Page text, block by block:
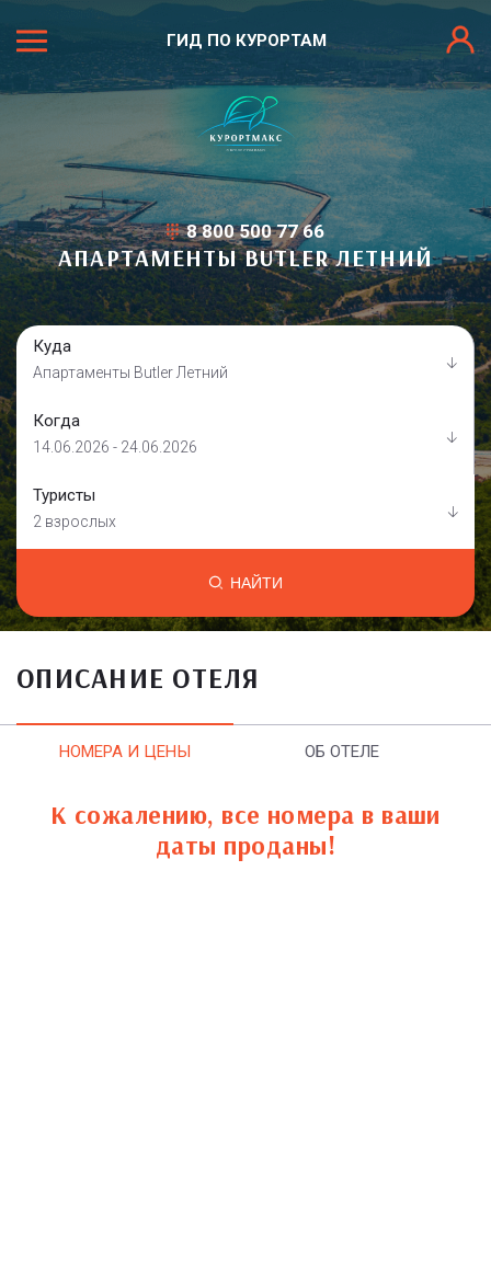
ГИД ПО КУРОРТАМ
8 800 500 77 66
АПАРТАМЕНТЫ BUTLER ЛЕТНИЙ
Куда
Апартаменты Butler Летний
Когда
14.06.2026 - 24.06.2026
Туристы
2 взрослых
НАЙТИ
ОПИСАНИЕ ОТЕЛЯ
НОМЕРА И ЦЕНЫ ОБ ОТЕЛЕ
К сожалению, все номера в ваши
даты проданы!